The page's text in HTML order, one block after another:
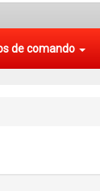
de comando